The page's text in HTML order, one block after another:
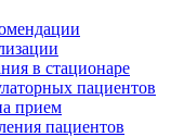
в стационаре
пациентов
прием
пациентов